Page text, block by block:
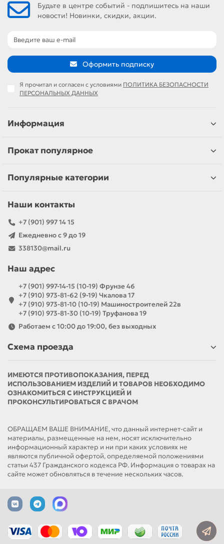
Будьте в центре событий - подпишитесь на наши
новости! Новинки, скидки, акции.
Оформить подписку
Я прочитал и согласен с условиями ПОЛИТИКА БЕЗОПАСНОСТИ
ПЕРСОНАЛЬНЫХ ДАННЫХ
Информация
Прокат популярное
Популярные категории
Наши контакты
+7 (901) 997 14 15
Ежедневно с 9 до 19
338130@mail.ru
Наш адрес
+7 (901) 997-14-15 (10-19) Фрунзе 46
+7 (910) 973-81-62 (9-19) Чкалова 17
+7 (910) 973-81-10 (10-19) Машиностроителей 22в
+7 (910) 973-81-30 (10-19) Труфанова 19
Работаем с 10:00 до 19:00, без выходных
Схема проезда
ИМЕЮТСЯ ПРОТИВОПОКАЗАНИЯ, ПЕРЕД
ИСПОЛЬЗОВАНИЕМ ИЗДЕЛИЙ И ТОВАРОВ НЕОБХОДИМО
ОЗНАКОМИТЬСЯ С ИНСТРУКЦИЕЙ И
ПРОКОНСУЛЬТИРОВАТЬСЯ С ВРАЧОМ
ОБРАЩАЕМ ВАШЕ ВНИМАНИЕ, что данный интернет-сайт и
материалы, размещенные на нем, носят исключительно
информационный характер и ни при каких условиях не
являются публичной офертой, определяемой положениями
статьи 437 Гражданского кодекса РФ. Информация о товарах на
сайте может обновляться в течение нескольких часов.